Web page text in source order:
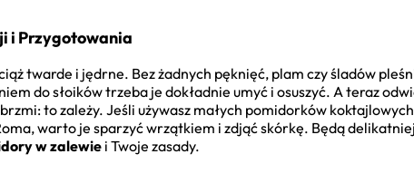
i Przygotowania
twarde i jędrne. Bez żadnych pęknięć, plam czy śladów
do słoików trzeba je dokładnie umyć i osuszyć. A teraz
to zależy. Jeśli używasz małych pomidorków
warto je sparzyć wrzątkiem i zdjąć skórkę. Będą
w zalewie i Twoje zasady.